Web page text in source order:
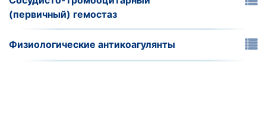
(первичный) гемостаз
Физиологические антикоагулянты